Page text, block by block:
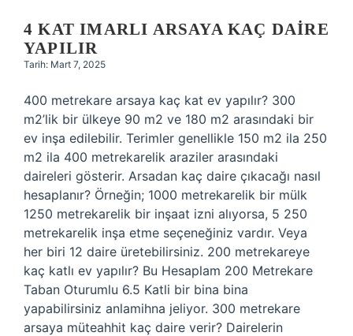
4 KAT IMARLI ARSAYA KAÇ DAIRE
YAPILIR
Tarih: Mart 7, 2025
400 metrekare arsaya kaç kat ev yapılır? 300
m2’lik bir ülkeye 90 m2 ve 180 m2 arasındaki bir
ev inşa edilebilir. Terimler genellikle 150 m2 ila 250
m2 ila 400 metrekarelik araziler arasındaki
daireleri gösterir. Arsadan kaç daire çıkacağı nasıl
hesaplanır? Örneğin; 1000 metrekarelik bir mülk
1250 metrekarelik bir inşaat izni alıyorsa, 5 250
metrekarelik inşa etme seçeneğiniz vardır. Veya
her biri 12 daire üretebilirsiniz. 200 metrekareye
kaç katlı ev yapılır? Bu Hesaplam 200 Metrekare
Taban Oturumlu 6.5 Katli bir bina bina
yapabilirsiniz anlamihna jeliyor. 300 metrekare
arsaya müteahhit kaç daire verir? Dairelerin